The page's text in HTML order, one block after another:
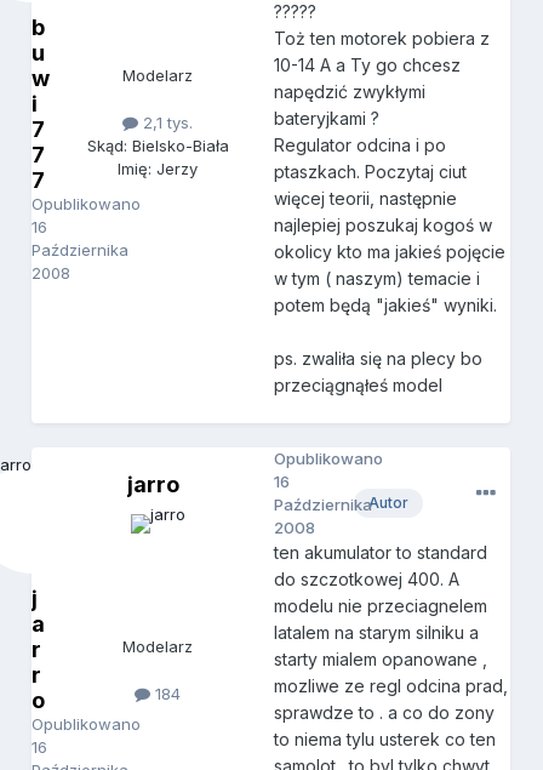
b
u
w
i
7
7
7
Opublikowano
16
Października
2008
Modelarz
2,1 tys.
Skąd: Bielsko-Biała
Imię: Jerzy
?????
Toż ten motorek pobiera z
10-14 A a Ty go chcesz
napędzić zwykłymi
bateryjkami ?
Regulator odcina i po
ptaszkach. Poczytaj ciut
więcej teorii, następnie
najlepiej poszukaj kogoś w
okolicy kto ma jakieś pojęcie
w tym ( naszym) temacie i
potem będą "jakieś" wyniki.
ps. zwaliła się na plecy bo
przeciągnąłeś model
j
a
r
r
o
Opublikowano
16
jarro
Modelarz
184
Autor
Opublikowano
16
Października
2008
ten akumulator to standard
do szczotkowej 400. A
modelu nie przeciagnelem
latalem na starym silniku a
starty mialem opanowane ,
mozliwe ze regl odcina prad,
sprawdze to . a co do zony
to niema tylu usterek co ten